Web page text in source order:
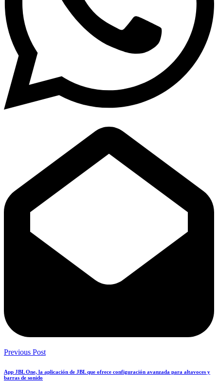
Previous Post
App JBL One, la aplicación de JBL que ofrece configuración avanzada para altavoces y
barras de sonido